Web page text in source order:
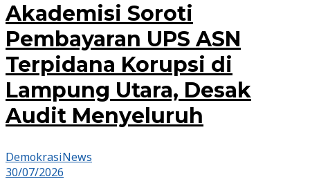
Akademisi Soroti
Pembayaran UPS ASN
Terpidana Korupsi di
Lampung Utara, Desak
Audit Menyeluruh
DemokrasiNews
30/07/2026